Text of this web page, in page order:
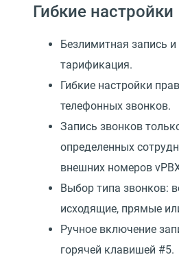
Гибкие настройки
Безлимитная запись
тарификация.
Гибкие настройки
телефонных звонков.
Запись звонков
определенных
внешних номеров
Выбор типа звонков:
исходящие, прямые
Ручное включение
горячей клавишей #5.